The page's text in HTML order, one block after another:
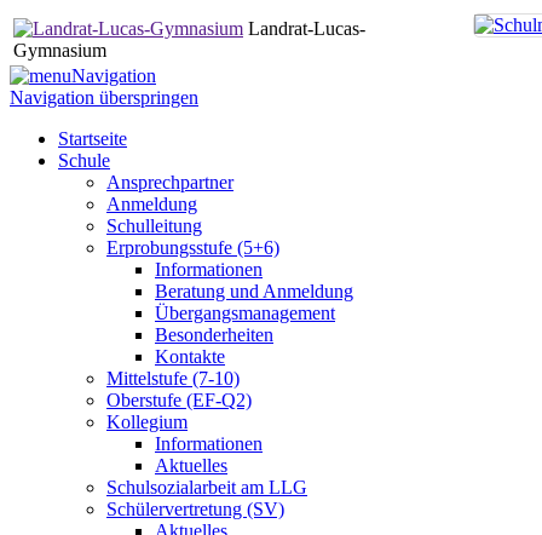
Landrat-Lucas-
Gymnasium
Navigation
Navigation überspringen
Startseite
Schule
Ansprechpartner
Anmeldung
Schulleitung
Erprobungsstufe (5+6)
Informationen
Beratung und Anmeldung
Übergangsmanagement
Besonderheiten
Kontakte
Mittelstufe (7-10)
Oberstufe (EF-Q2)
Kollegium
Informationen
Aktuelles
Schulsozialarbeit am LLG
Schülervertretung (SV)
Aktuelles